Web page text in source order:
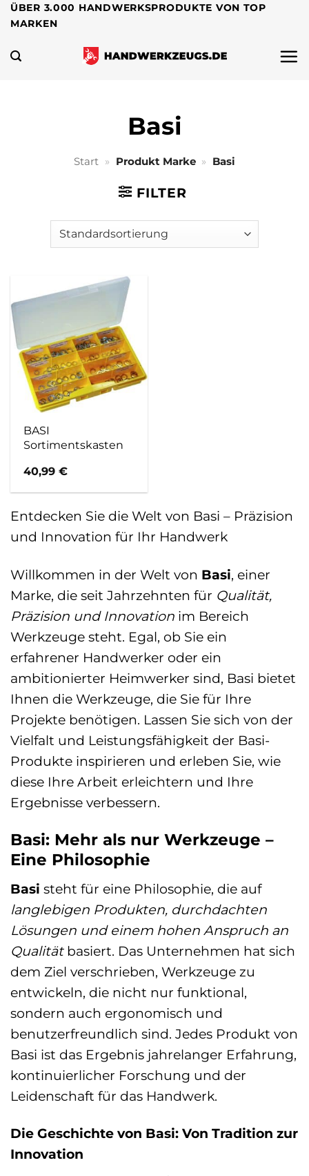
Zum
Inhalt
springen
ÜBER 3.000 HANDWERKSPRODUKTE VON TOP
MARKEN
Basi
Start » Produkt Marke » Basi
FILTER
BASI
Sortimentskasten
40,99€
Entdecken Sie die Welt von Basi – Präzision
und Innovation für Ihr Handwerk
Willkommen in der Welt von Basi, einer
Marke, die seit Jahrzehnten für Qualität,
Präzision und Innovation im Bereich
Werkzeuge steht. Egal, ob Sie ein
erfahrener Handwerker oder ein
ambitionierter Heimwerker sind, Basi bietet
Ihnen die Werkzeuge, die Sie für Ihre
Projekte benötigen. Lassen Sie sich von der
Vielfalt und Leistungsfähigkeit der Basi-
Produkte inspirieren und erleben Sie, wie
diese Ihre Arbeit erleichtern und Ihre
Ergebnisse verbessern.
Basi: Mehr als nur Werkzeuge –
Eine Philosophie
Basi steht für eine Philosophie, die auf
langlebigen Produkten, durchdachten
Lösungen und einem hohen Anspruch an
Qualitätbasiert. Das Unternehmen hat sich
dem Ziel verschrieben, Werkzeuge zu
entwickeln, die nicht nur funktional,
sondern auch ergonomisch und
benutzerfreundlich sind. Jedes Produkt von
Basi ist das Ergebnis jahrelanger Erfahrung,
kontinuierlicher Forschung und der
Leidenschaft für das Handwerk.
Die Geschichte von Basi: Von Tradition zur
Innovation